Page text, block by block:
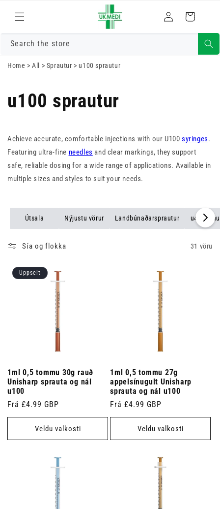
Fara í efni
inn
Karfa
Search the store
Home >All > Sprautur > u100 sprautur
u100 sprautur
Achieve accurate, comfortable injections with our U100 syringes.
Featuring ultra-fine needles and clear markings, they support
safe, reliable dosing for a wide range of applications. Available in
multiple sizes and styles to suit your needs.
Útsala Nýjustu vörur Landbúnaðarsprautur u40
Sía og flokka 31 vöru
Uppselt
1ml 0,5 tommu 30g rauð
Unisharp sprauta og nál
u100
Venjulegt
verð
Frá £4.99 GBP
Veldu valkosti
1ml 0,5 tommu 27g
appelsínugult Unisharp
sprauta og nál u100
Venjulegt
verð
Frá £4.99 GBP
Veldu valkosti